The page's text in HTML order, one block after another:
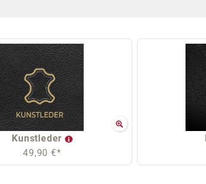
Kunstleder
49,90 €*